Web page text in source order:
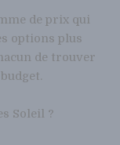
de prix qui
options plus
de trouver
Soleil ?